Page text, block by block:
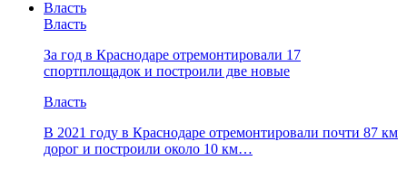
Власть
Власть
За год в Краснодаре отремонтировали 17
спортплощадок и построили две новые
Власть
В 2021 году в Краснодаре отремонтировали почти 87 км
дорог и построили около 10 км…